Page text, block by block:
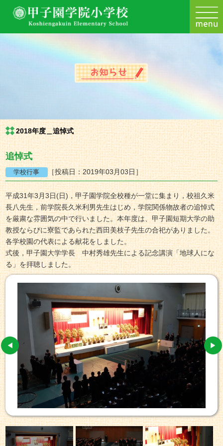
2018年度＿追悼式
追悼式
［投稿日：2019年03月03日］
平成31年3月3日(日)，甲子園学院全校種が一堂に集まり，校祖久米
長八先生，前学院長久米利男先生はじめ，学院関係物故者の追悼式
を厳粛な雰囲気の中で行いました。本年度は、甲子園短期大学の助
教授ならびに寮監であられた西田美枝子先生の合祀がありました。
各学校園の代表による献花をしました。
式後，甲子園大学学長 中村秀雄先生による記念講演「地球人にな
る」を拝聴しました。